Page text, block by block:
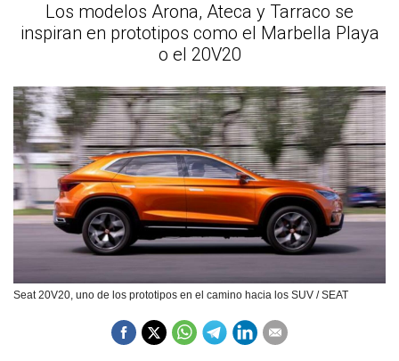
Los modelos Arona, Ateca y Tarraco se
inspiran en prototipos como el Marbella Playa
o el 20V20
Seat 20V20, uno de los prototipos en el camino hacia los SUV / SEAT